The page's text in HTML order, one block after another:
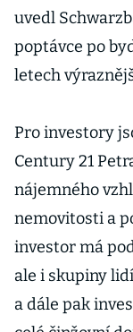
uvedl
poptávce po
letech
Pro investory
Century 21
nájemného
nemovitosti a
investor má
ale i skupiny
a dále pak